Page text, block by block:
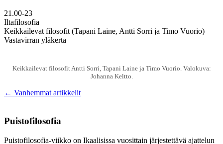
21.00-23
Iltafilosofia
Keikkailevat filosofit (Tapani Laine, Antti Sorri ja Timo Vuorio)
Vastavirran yläkerta
Keikkailevat filosofit Antti Sorri, Tapani Laine ja Timo Vuorio. Valokuva:
Johanna Keltto.
Artikkelien
← Vanhemmat artikkelit
Puistofilosofia
Puistofilosofia-viikko on Ikaalisissa vuosittain järjestettävä ajattelun